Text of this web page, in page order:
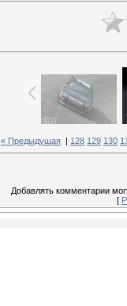
« Предыдущая 128 129 130
Добавлять комментарии
[